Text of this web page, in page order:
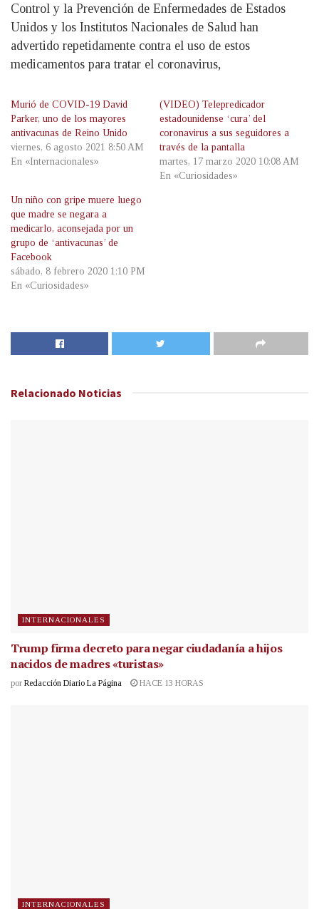
Control y la Prevención de Enfermedades de Estados
Unidos y los Institutos Nacionales de Salud han
advertido repetidamente contra el uso de estos
medicamentos para tratar el coronavirus,
Murió de COVID-19 David
Parker, uno de los mayores
antivacunas de Reino Unido
viernes, 6 agosto 2021 8:50 AM
En «Internacionales»
(VIDEO) Telepredicador
estadounidense ‘cura’ del
coronavirus a sus seguidores a
través de la pantalla
martes, 17 marzo 2020 10:08 AM
En «Curiosidades»
Un niño con gripe muere luego
que madre se negara a
medicarlo, aconsejada por un
grupo de ‘antivacunas’ de
Facebook
sábado, 8 febrero 2020 1:10 PM
En «Curiosidades»
Relacionado Noticias
INTERNACIONALES
Trump firma decreto para negar ciudadanía a hijos
nacidos de madres «turistas»
por Redacción Diario La Página HACE 13 HORAS
INTERNACIONALES